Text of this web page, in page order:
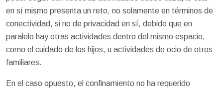
en sí mismo presenta un reto, no solamente en términos de
conectividad, si no de privacidad en sí, debido que en
paralelo hay otras actividades dentro del mismo espacio,
como el cuidado de los hijos, u actividades de ocio de otros
familiares.
En el caso opuesto, el confinamiento no ha requerido